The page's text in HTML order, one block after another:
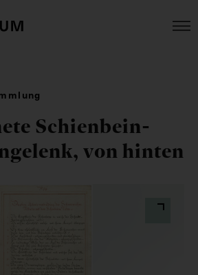
Schienbein-
von hinten